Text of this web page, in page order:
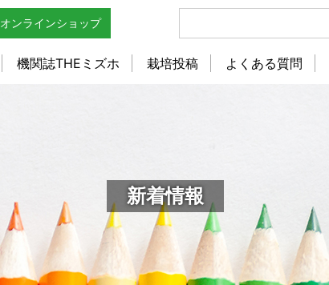
オンラインショップ
機関誌THEミズホ 栽培投稿 よくある質問
新着情報